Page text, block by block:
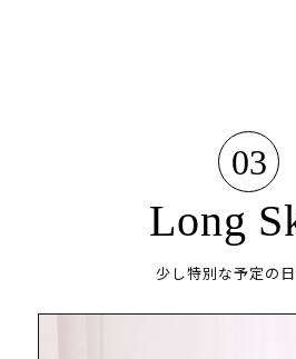
03
Long
少し特別な予定の日